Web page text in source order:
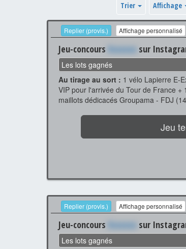
Trier Affichage
Replier (provis.) Affichage personnalisé
Jeu-concours Xxxxxxx sur
Les lots gagnés
Au tirage au sort : 1 vélo Lapierre E-
VIP pour l'arrivée du Tour de France +
maillots dédicacés Groupama - FDJ
Jeu
Replier (provis.) Affichage personnalisé
Jeu-concours Xxxxxxx sur
Les lots gagnés